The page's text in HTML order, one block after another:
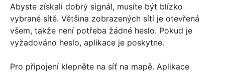
Abyste získali dobrý signál, musíte být blízko
vybrané sítě. Většina zobrazených sítí je otevřená
všem, takže není potřeba žádné heslo. Pokud je
vyžadováno heslo, aplikace je poskytne.
Pro připojení klepněte na síť na mapě. Aplikace